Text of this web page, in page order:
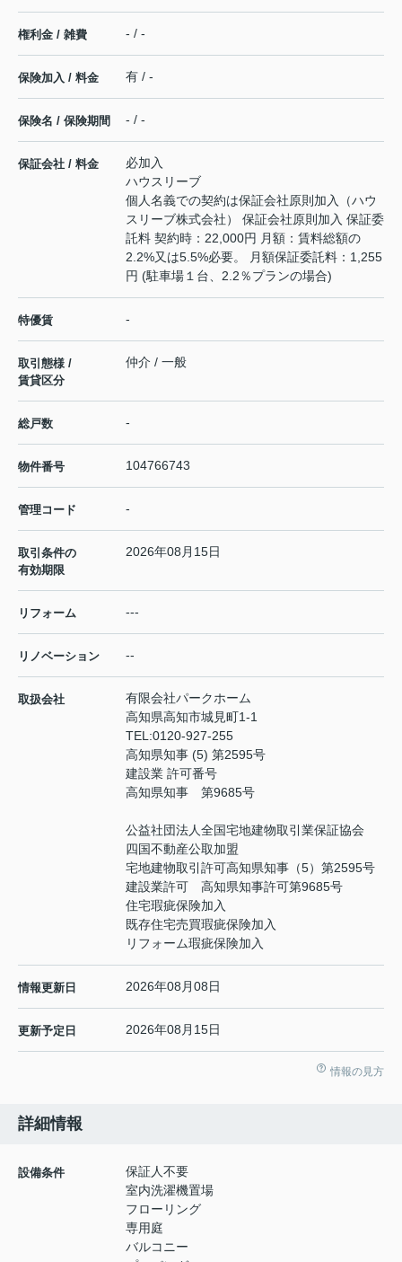
権利金 / 雑費 - / -
保険加入 / 料金 有 / -
保険名 / 保険期間 - / -
保証会社 / 料金
必加入
ハウスリーブ
個人名義での契約は保証会社原則加入（ハウ
スリーブ株式会社） 保証会社原則加入 保証委
託料 契約時：22,000円 月額：賃料総額の
2.2%又は5.5%必要。 月額保証委託料：1,255
円 (駐車場１台、2.2％プランの場合)
特優賃 -
取引態様 /
賃貸区分
仲介 / 一般
総戸数 -
物件番号 104766743
管理コード -
取引条件の
有効期限
2026年08月15日
リフォーム ---
リノベーション --
取扱会社
有限会社パークホーム
高知県高知市城見町1-1
TEL:0120-927-255
高知県知事 (5) 第2595号
建設業 許可番号
高知県知事 第9685号
公益社団法人全国宅地建物取引業保証協会
四国不動産公取加盟
宅地建物取引許可高知県知事（5）第2595号
建設業許可 高知県知事許可第9685号
住宅瑕疵保険加入
既存住宅売買瑕疵保険加入
リフォーム瑕疵保険加入
情報更新日 2026年08月08日
更新予定日 2026年08月15日
情報の見方
詳細情報
設備条件
保証人不要
室内洗濯機置場
フローリング
専用庭
バルコニー